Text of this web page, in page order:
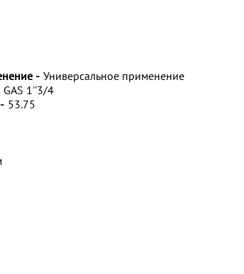
- Универсальное применение
GAS 1''3/4
53.75